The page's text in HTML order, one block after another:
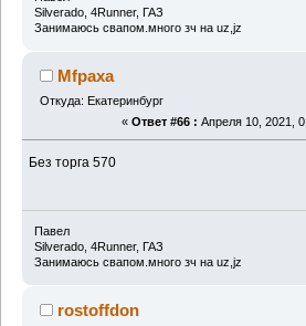
Silverado, 4Runner, ГАЗ
Занимаюсь свапом.много зч на uz,jz
Mfpaxa
Откуда: Екатеринбург
« Ответ #66 : Апреля 10, 2021,
Без торга 570
Павел
Silverado, 4Runner, ГАЗ
Занимаюсь свапом.много зч на uz,jz
rostoffdon